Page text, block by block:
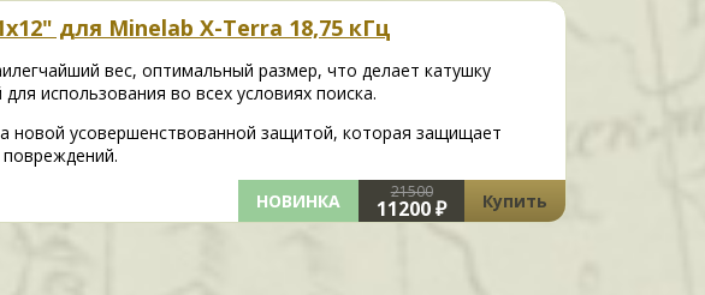
для Minelab X-Terra 18,75 кГц
вес, оптимальный размер, что делает катушку
использования во всех условиях поиска.
новой усовершенствованной защитой, которая защищает
НОВИНКА 21500
11200 ₽ Купить